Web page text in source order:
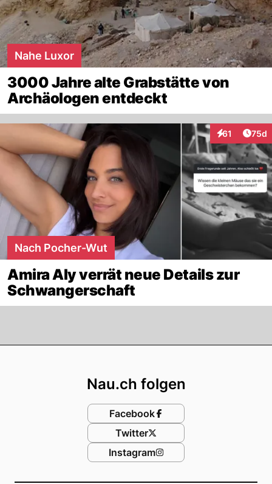
Nahe Luxor
3000 Jahre alte Grabstätte von
Archäologen entdeckt
61
Interaktionen
75d
Nach Pocher-Wut
Amira Aly verrät neue Details zur
Schwangerschaft
Nau.ch folgen
Facebook
Twitter
Instagram